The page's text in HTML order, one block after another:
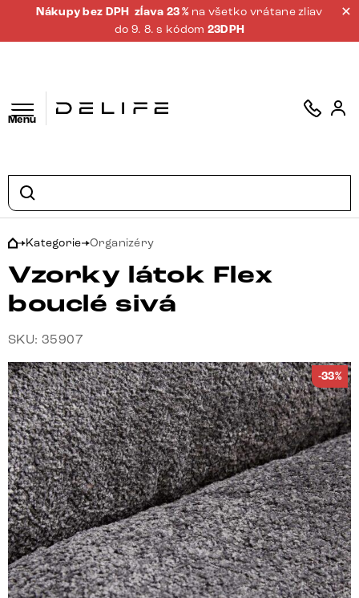
Nákupy bez DPH zĺava 23 % na všetko vrátane zliav
do 9. 8. s kódom 23DPH
Menu
Kategorie Organizéry
Vzorky látok Flex
bouclé sivá
SKU: 35907
-33%